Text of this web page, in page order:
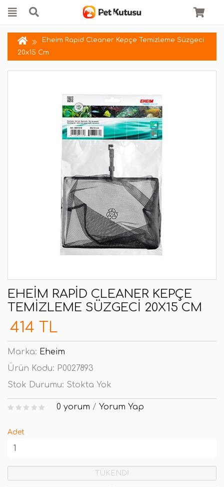
Eheim Rapid Cleaner Kepçe Temizleme Süzgeci
20x15 Cm
EHEIM RAPID CLEANER KEPÇE
TEMIZLEME SÜZGECI 20X15 CM
414 TL
Marka: Eheim
Ürün Kodu: P0027893
Stok Durumu: Stokta Yok
0 yorum / Yorum Yap
Adet
TÜKENDİ